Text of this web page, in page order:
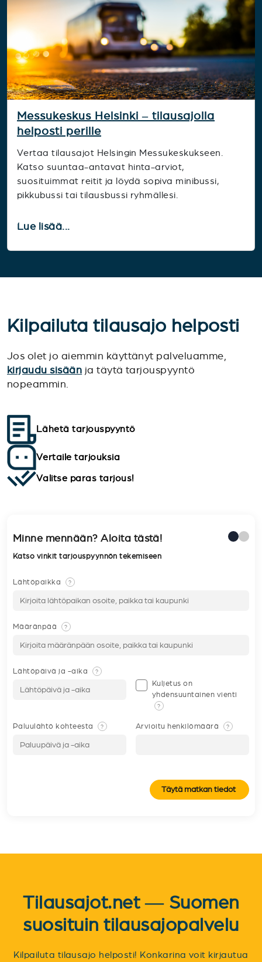
Messukeskus Helsinki – tilausajolla
helposti perille
Vertaa tilausajot Helsingin Messukeskukseen.
Katso suuntaa-antavat hinta-arviot,
suosituimmat reitit ja löydä sopiva minibussi,
pikkubussi tai tilausbussi ryhmällesi.
Lue lisää...
Kilpailuta tilausajo helposti
Jos olet jo aiemmin käyttänyt palveluamme,
kirjaudu sisään ja täytä tarjouspyyntö
nopeammin.
Lähetä tarjouspyyntö
Vertaile tarjouksia
Valitse paras tarjous!
Minne mennään? Aloita tästä!
Katso vinkit tarjouspyynnön tekemiseen
Lähtöpaikka ?
Määränpää ?
Lähtöpäivä ja -aika ?
Kuljetus on
yhdensuuntainen vienti
?
Paluulähtö kohteesta ? Arvioitu henkilömäärä ?
Täytä matkan tiedot
Tilausajot.net — Suomen
suosituin tilausajopalvelu
Kilpailuta tilausajo helposti! Konkarina voit kirjautua